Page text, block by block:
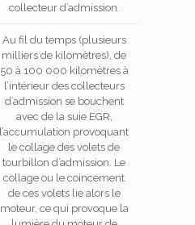
collecteur d’admission.
Au fil du temps (plusieurs
milliers de kilomètres), de
50 à 100 000 kilomètres à
l’intérieur des collecteurs
d’admission se bouchent
avec de la suie EGR,
l’accumulation provoquant
le collage des volets de
tourbillon d’admission. Le
collage ou le coincement
de ces volets lie alors le
moteur, ce qui provoque la